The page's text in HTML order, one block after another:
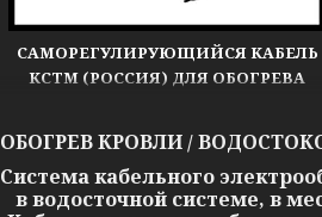
САМОРЕГУЛИРУЮЩИЙСЯ КАБЕЛЬ
КСТМ (РОССИЯ) ДЛЯ ОБОГРЕВА
ОБОГРЕВ КРОВЛИ /
Система кабельного
в водосточной системе, в